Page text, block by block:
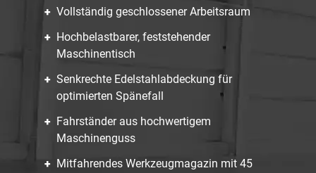
Vollständig geschlossener Arbeitsraum
Hochbelastbarer, feststehender
Maschinentisch
Senkrechte Edelstahlabdeckung für
optimierten Spänefall
Fahrständer aus hochwertigem
Maschinenguss
Mitfahrendes Werkzeugmagazin mit 45